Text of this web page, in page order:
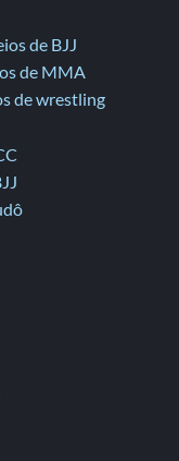
de BJJ
de MMA
de wrestling